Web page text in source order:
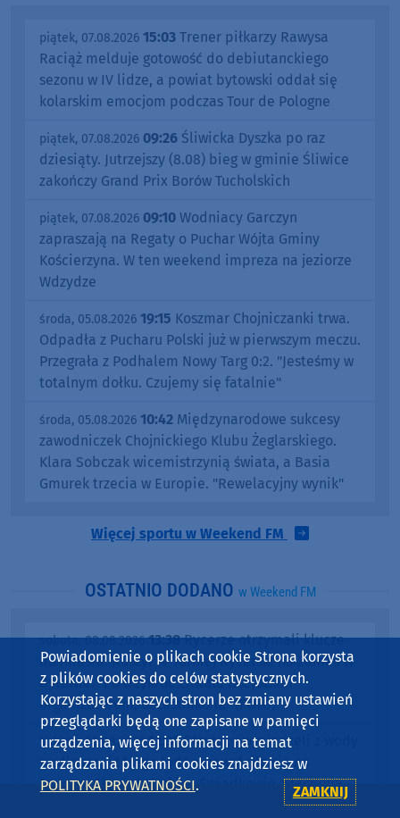
piątek, 07.08.2026 15:03 Trener piłkarzy Rawysa
Raciąż melduje gotowość do debiutanckiego
sezonu w IV lidze, a powiat bytowski oddał się
kolarskim emocjom podczas Tour de Pologne
piątek, 07.08.2026 09:26 Śliwicka Dyszka po raz
dziesiąty. Jutrzejszy (8.08) bieg w gminie Śliwice
zakończy Grand Prix Borów Tucholskich
piątek, 07.08.2026 09:10 Wodniacy Garczyn
zapraszają na Regaty o Puchar Wójta Gminy
Kościerzyna. W ten weekend impreza na jeziorze
Wdzydze
środa, 05.08.2026 19:15 Koszmar Chojniczanki trwa.
Odpadła z Pucharu Polski już w pierwszym meczu.
Przegrała z Podhalem Nowy Targ 0:2. "Jesteśmy w
totalnym dołku. Czujemy się fatalnie"
środa, 05.08.2026 10:42 Międzynarodowe sukcesy
zawodniczek Chojnickiego Klubu Żeglarskiego.
Klara Sobczak wicemistrzynią świata, a Basia
Gmurek trzecia w Europie. "Rewelacyjny wynik"
Więcej sportu w Weekend FM
OSTATNIO DODANO w Weekend FM
sobota, 08.08.2026 13:38Rycerze otrzymali klucze
do miasta. Ruszył IV Turniej Rycerski na Zamku w
Bytowie. "Po trzykroć chwała wszystkim
organizatorom, uczestnikom!" (FOTO)
sobota, 08.08.2026 12:38Strażacy wyciągnęli z wody
wędkarza, którego łódź przewróciła się na
Jeziorze Charzykowskim. Świadkowie zdarzenia
Powiadomienie o plikach cookie Strona korzysta
z plików cookies do celów statystycznych.
Korzystając z naszych stron bez zmiany ustawień
przeglądarki będą one zapisane w pamięci
urządzenia, więcej informacji na temat
zarządzania plikami cookies znajdziesz w
POLITYKA PRYWATNOŚCI. ZAMKNIJ